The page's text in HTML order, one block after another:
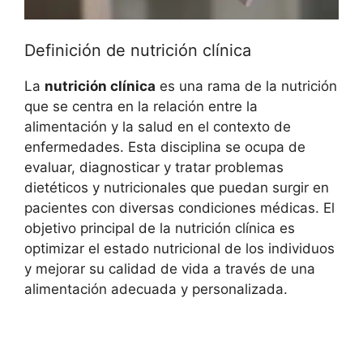
Definición de nutrición clínica
La nutrición clínica es una rama de la nutrición
que se centra en la relación entre la
alimentación y la salud en el contexto de
enfermedades. Esta disciplina se ocupa de
evaluar, diagnosticar y tratar problemas
dietéticos y nutricionales que puedan surgir en
pacientes con diversas condiciones médicas. El
objetivo principal de la nutrición clínica es
optimizar el estado nutricional de los individuos
y mejorar su calidad de vida a través de una
alimentación adecuada y personalizada.